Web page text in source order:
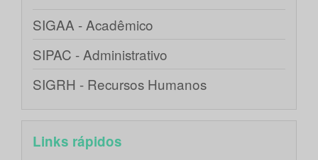
SIGAA - Acadêmico
SIPAC - Administrativo
SIGRH - Recursos Humanos
Links rápidos